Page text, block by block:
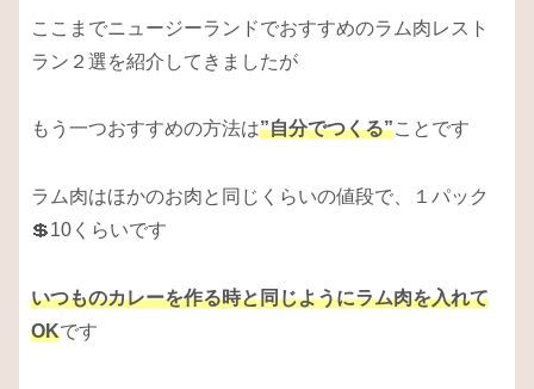
ここまでニュージーランドでおすすめのラム肉レスト
ラン２選を紹介してきましたが
もう一つおすすめの方法は”自分でつくる”ことです
ラム肉はほかのお肉と同じくらいの値段で、１パック
💲10くらいです
いつものカレーを作る時と同じようにラム肉を入れて
OKです